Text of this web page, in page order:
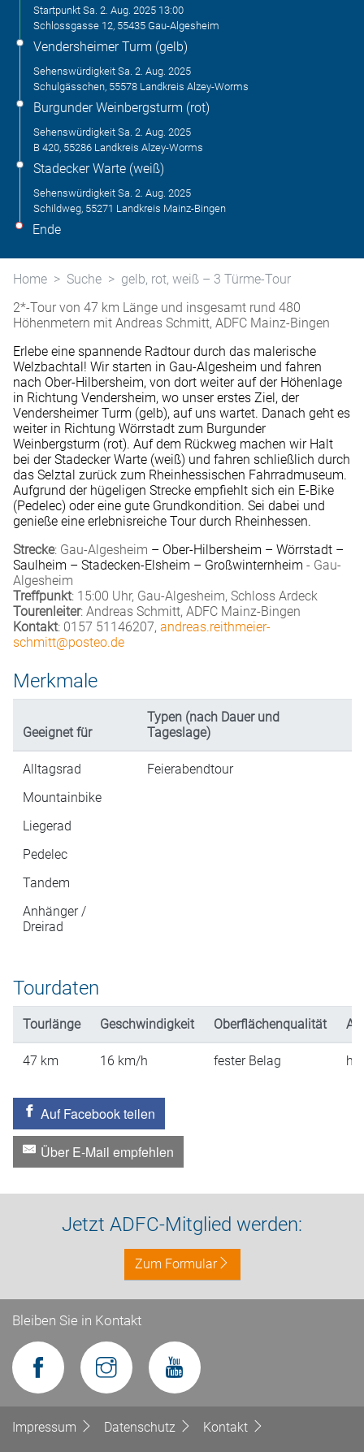
Startpunkt Sa. 2. Aug. 2025 13:00
Schlossgasse 12, 55435 Gau-Algesheim
Vendersheimer Turm (gelb)
Sehenswürdigkeit Sa. 2. Aug. 2025
Schulgässchen, 55578 Landkreis Alzey-Worms
Burgunder Weinbergsturm (rot)
Sehenswürdigkeit Sa. 2. Aug. 2025
B 420, 55286 Landkreis Alzey-Worms
Stadecker Warte (weiß)
Sehenswürdigkeit Sa. 2. Aug. 2025
Schildweg, 55271 Landkreis Mainz-Bingen
Ende
Home Suche
gelb, rot, weiß – 3 Türme-Tour
2*-Tour von 47 km Länge und insgesamt rund 480
Höhenmetern mit Andreas Schmitt, ADFC Mainz-Bingen
Erlebe eine spannende Radtour durch das malerische
Welzbachtal! Wir starten in Gau-Algesheim und fahren
nach Ober-Hilbersheim, von dort weiter auf der Höhenlage
in Richtung Vendersheim, wo unser erstes Ziel, der
Vendersheimer Turm (gelb), auf uns wartet. Danach geht es
weiter in Richtung Wörrstadt zum Burgunder
Weinbergsturm (rot). Auf dem Rückweg machen wir Halt
bei der Stadecker Warte (weiß) und fahren schließlich durch
das Selztal zurück zum Rheinhessischen Fahrradmuseum.
Aufgrund der hügeligen Strecke empfiehlt sich ein E-Bike
(Pedelec) oder eine gute Grundkondition. Sei dabei und
genieße eine erlebnisreiche Tour durch Rheinhessen.
Strecke: Gau-Algesheim – Ober-Hilbersheim – Wörrstadt –
Saulheim – Stadecken-Elsheim – Großwinternheim - Gau-
Algesheim
Treffpunkt: 15:00 Uhr, Gau-Algesheim, Schloss Ardeck
Tourenleiter: Andreas Schmitt, ADFC Mainz-Bingen
Kontakt: 0157 51146207, andreas.reithmeier-
schmitt@posteo.de
Merkmale
Geeignet für
Typen (nach Dauer und
Tageslage)
Alltagsrad
Mountainbike
Liegerad
Pedelec
Tandem
Anhänger /
Dreirad
Feierabendtour
Tourdaten
Tourlänge Geschwindigkeit Oberflächenqualität
47 km 16 km/h fester Belag
Auf Facebook teilen
Über E-Mail empfehlen
Jetzt ADFC-Mitglied werden:
Zum Formular
Bleiben Sie in Kontakt
Impressum Datenschutz Kontakt